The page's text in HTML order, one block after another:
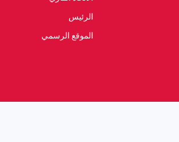
الرئيس
الموقع الرسمي